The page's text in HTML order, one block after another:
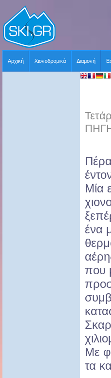
Αρχική Χιονοδρομικά Διαμονή
Μία
ένα
που
Με
τα